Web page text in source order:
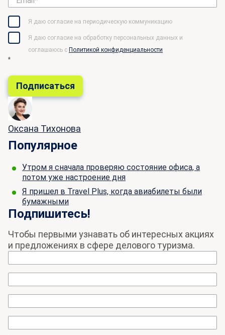
Я даю согласие на периодическую коммуникацию
Я даю согласие на обработку персональных данных и
соглашаюсь c Политикой конфиденциальности
*
Оксана Тихонова
Популярное
Утром я сначала проверяю состояние офиса, а
потом уже настроение дня
Я пришел в Travel Plus, когда авиабилеты были
бумажными
Подпишитесь!
Чтобы первыми узнавать об интересных акциях
и предложениях в сфере делового туризма.